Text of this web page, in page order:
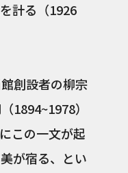
計る（1926
創設者の柳宗
1894~1978）
この一文が起
が宿る、とい